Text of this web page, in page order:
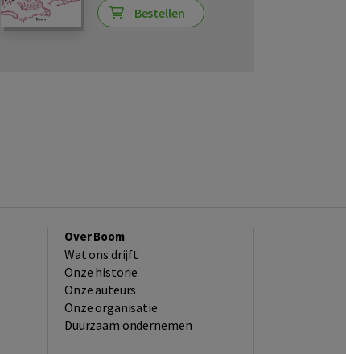
Bestellen
Over Boom
Wat ons drijft
Onze historie
Onze auteurs
Onze organisatie
Duurzaam ondernemen